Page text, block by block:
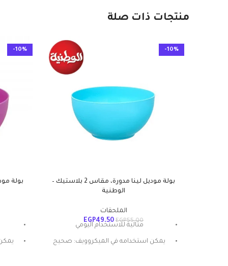
منتجات ذات صلة
-10%
بولة موديل لينا مدورة، مقاس 2 بلاستيك –
الوطنية
الملحقات
EGP55.00
EGP49.50
مثالية للاستخدام اليومي
يمكن استخدامه في الميكروويف: صحيح
-10%